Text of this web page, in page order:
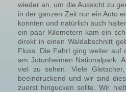
wieder an, um die Aussicht zu
in der ganzen Zeit nur ein Auto
konnten und natürlich auch
ein paar Kilometern kam ein
direkt in einen Waldabschnitt
Fluss. Die Fahrt ging weiter auf
am Jotunheimen Nationalpark.
viel zu sehen. Viele
beeindruckend und wir sind
zuerst hingucken sollte. Wir